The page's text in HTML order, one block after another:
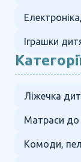
Іграшки
Ліжечка
Матраси до
Комоди,